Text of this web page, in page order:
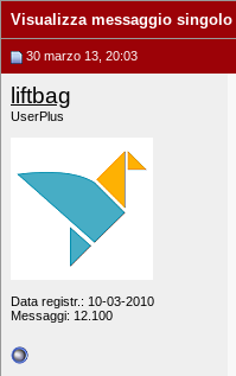
Visualizza messaggio singolo
30 marzo 13, 20:03
liftbag
UserPlus
Data registr.: 10-03-2010
Messaggi: 12.100